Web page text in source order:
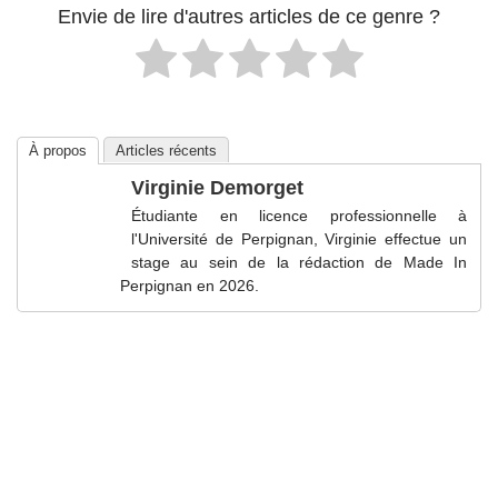
Envie de lire d'autres articles de ce genre ?
À propos Articles récents
Virginie Demorget
Étudiante en licence professionnelle à
l'Université de Perpignan, Virginie effectue un
stage au sein de la rédaction de Made In
Perpignan en 2026.